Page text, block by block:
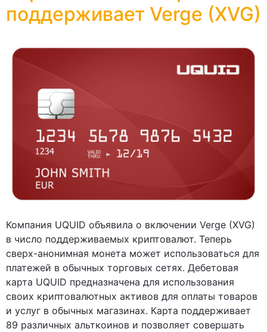
поддерживает Verge (XVG)
Компания UQUID объявила о включении Verge (XVG)
в число поддерживаемых криптовалют. Теперь
сверх-анонимная монета может использоваться для
платежей в обычных торговых сетях. Дебетовая
карта UQUID предназначена для использования
своих криптовалютных активов для оплаты товаров
и услуг в обычных магазинах. Карта поддерживает
89 различных альткоинов и позволяет совершать